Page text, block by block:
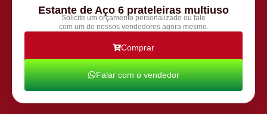
Estante de Aço 6 prateleiras multiuso
Solicite um orçamento personalizado ou fale
com um de nossos vendedores agora mesmo.
Comprar
Falar com o vendedor